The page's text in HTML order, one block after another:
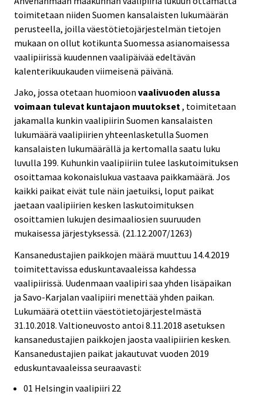
toimitetaan niiden Suomen kansalaisten lukumäärän
perusteella, joilla väestötietojärjestelmän tietojen
mukaan on ollut kotikunta Suomessa asianomaisessa
vaalipiirissä kuudennen vaalipäivää edeltävän
kalenterikuukauden viimeisenä päivänä.
Jako, jossa otetaan huomioon vaalivuoden alussa
voimaan tulevat kuntajaon muutokset, toimitetaan
jakamalla kunkin vaalipiirin Suomen kansalaisten
lukumäärä vaalipiirien yhteenlasketulla Suomen
kansalaisten lukumäärällä ja kertomalla saatu luku
luvulla 199. Kuhunkin vaalipiiriin tulee laskutoimituksen
osoittamaa kokonaislukua vastaava paikkamäärä. Jos
kaikki paikat eivät tule näin jaetuiksi, loput paikat
jaetaan vaalipiirien kesken laskutoimituksen
osoittamien lukujen desimaaliosien suuruuden
mukaisessa järjestyksessä. (21.12.2007/1263)
Kansanedustajien paikkojen määrä muuttuu 14.4.2019
toimitettavissa eduskuntavaaleissa kahdessa
vaalipiirissä. Uudenmaan vaalipiri saa yhden lisäpaikan
ja Savo-Karjalan vaalipiiri menettää yhden paikan.
Lukumäärä otettiin väestötietojärjestelmästä
31.10.2018. Valtioneuvosto antoi 8.11.2018 asetuksen
kansanedustajien paikkojen jaosta vaalipiirien kesken.
Kansanedustajien paikat jakautuvat vuoden 2019
eduskuntavaaleissa seuraavasti:
01 Helsingin vaalipiiri 22